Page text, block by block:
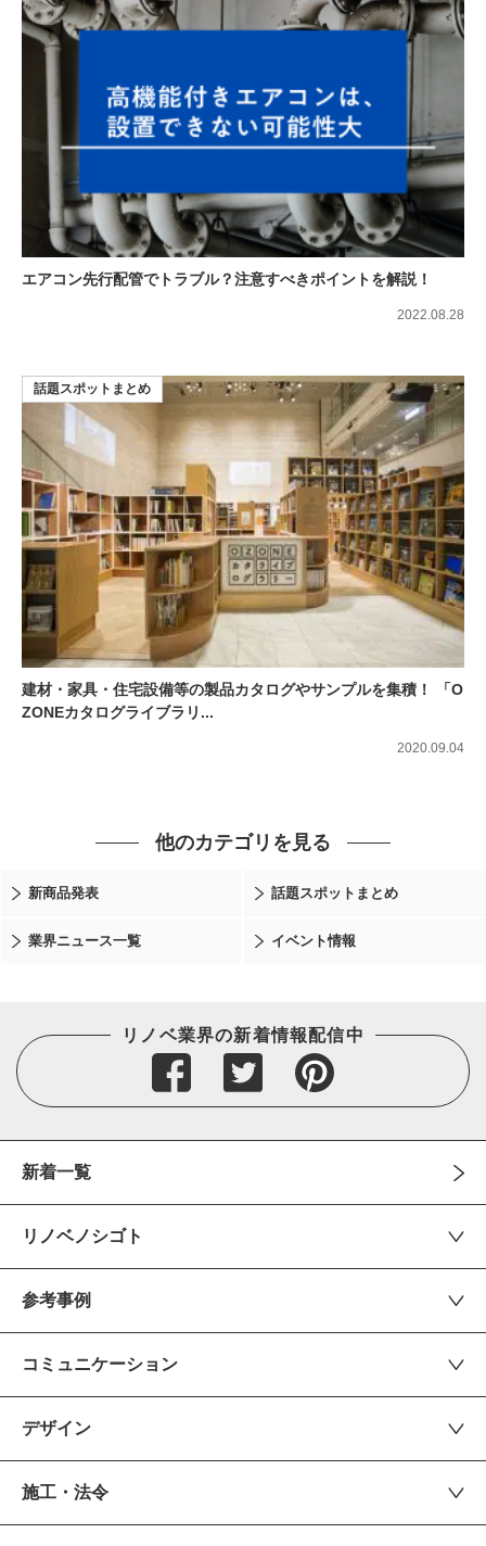
エアコン先行配管でトラブル？注意すべきポイントを解説！
2022.08.28
建材・家具・住宅設備等の製品カタログやサンプルを集積！ 「O
ZONEカタログライブラリ...
話題スポットまとめ
2020.09.04
他のカテゴリを見る
新商品発表 話題スポットまとめ
業界ニュース一覧 イベント情報
リノベ業界の新着情報配信中
新着一覧
リノベノシゴト
参考事例
コミュニケーション
デザイン
施工・法令